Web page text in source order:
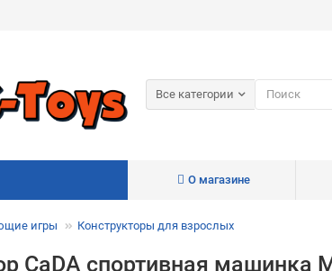
Все категории
О магазине
игры Конструкторы для взрослых
CaDA спортивная машинка